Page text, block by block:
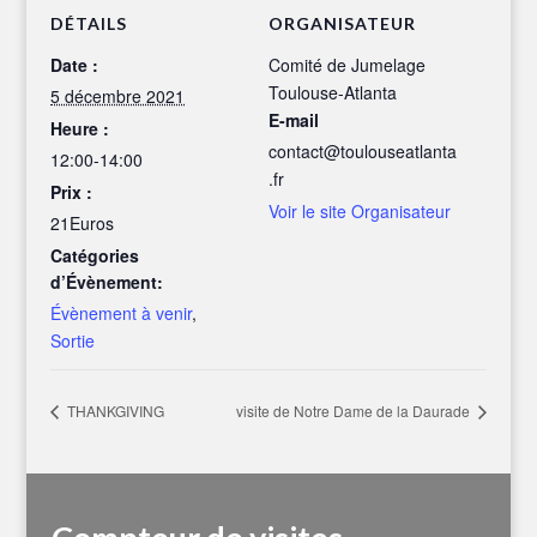
DÉTAILS
Date :
5 décembre 2021
Heure :
12:00-14:00
Prix :
21Euros
Catégories
d’Évènement:
Évènement à venir,
Sortie
ORGANISATEUR
Comité de Jumelage
Toulouse-Atlanta
E-mail
contact@toulouseatlanta
.fr
Voir le site Organisateur
THANKGIVING visite de Notre Dame de la Daurade